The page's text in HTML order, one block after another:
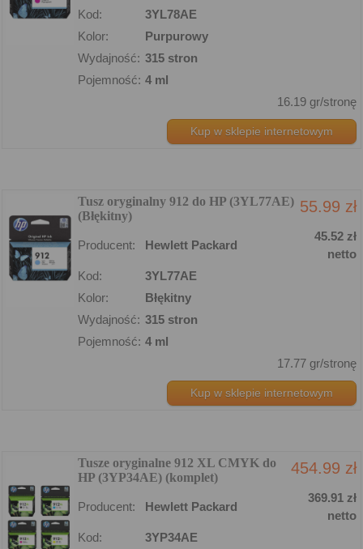
Kod:
3YL78AE
Kolor:
Purpurowy
Wydajność: 315 stron
Pojemność: 4 ml
16.19 gr/stronę
Kup w sklepie internetowym
Tusz oryginalny 912 do HP (3YL77AE)
(Błękitny)
55.99 zł
Producent: Hewlett Packard
45.52 zł
netto
Kod:
3YL77AE
Kolor:
Błękitny
Wydajność: 315 stron
Pojemność: 4 ml
17.77 gr/stronę
Kup w sklepie internetowym
Tusze oryginalne 912 XL CMYK do
HP (3YP34AE) (komplet)
454.99 zł
Producent: Hewlett Packard
369.91 zł
netto
Kod:
3YP34AE